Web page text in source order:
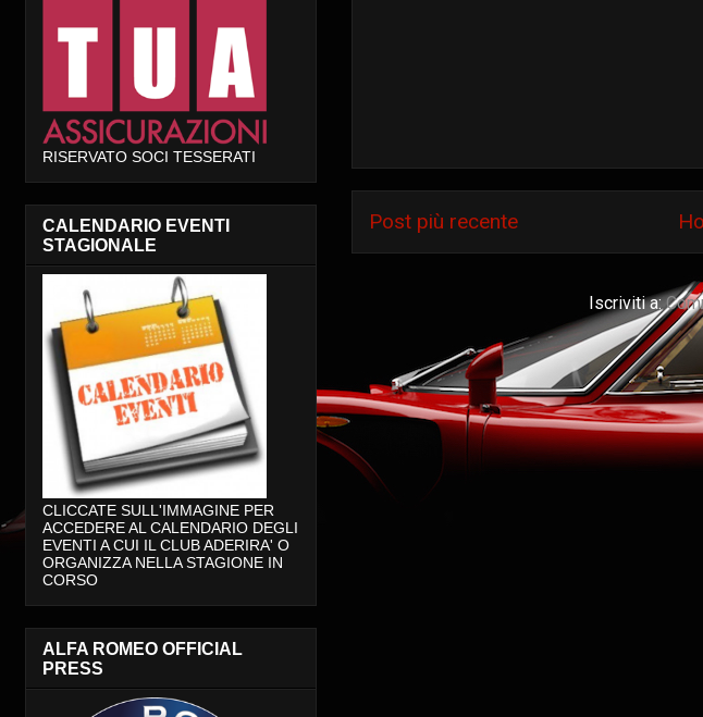
Post più recente
Iscriviti a:
RISERVATO SOCI TESSERATI
CALENDARIO EVENTI
STAGIONALE
CLICCATE SULL'IMMAGINE PER
ACCEDERE AL CALENDARIO DEGLI
EVENTI A CUI IL CLUB ADERIRA' O
ORGANIZZA NELLA STAGIONE IN
CORSO
ALFA ROMEO OFFICIAL
PRESS